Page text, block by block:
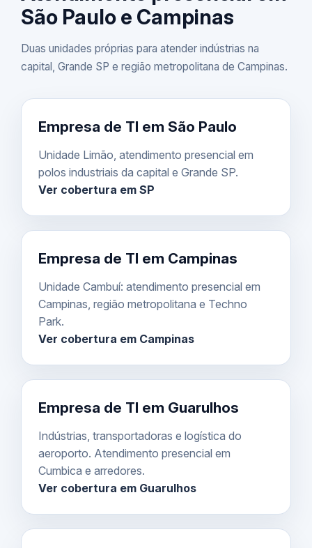
São Paulo e Campinas
Duas unidades próprias para atender indústrias na
capital, Grande SP e região metropolitana de Campinas.
Empresa de TI em São Paulo
Unidade Limão, atendimento presencial em
polos industriais da capital e Grande SP.
Ver cobertura em SP
Empresa de TI em Campinas
Unidade Cambuí: atendimento presencial em
Campinas, região metropolitana e Techno
Park.
Ver cobertura em Campinas
Empresa de TI em Guarulhos
Indústrias, transportadoras e logística do
aeroporto. Atendimento presencial em
Cumbica e arredores.
Ver cobertura em Guarulhos